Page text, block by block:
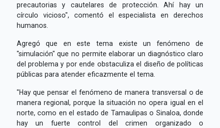
precautorias y cautelares de protección. Ahí hay un
círculo vicioso", comentó el especialista en derechos
humanos.
Agregó que en este tema existe un fenómeno de
"simulación" que no permite elaborar un diagnóstico claro
del problema y por ende obstaculiza el diseño de políticas
públicas para atender eficazmente el tema.
"Hay que pensar el fenómeno de manera transversal o de
manera regional, porque la situación no opera igual en el
norte, como en el estado de Tamaulipas o Sinaloa, donde
hay un fuerte control del crimen organizado o